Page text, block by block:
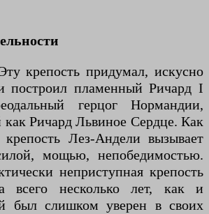
крепость придумал, искусно
построил пламенный Ричард I
герцог Нормандии,
как Ричард Львиное Сердце. Как
крепость Лез-Андели вызывает
мощью, непобедимостью.
неприступная крепость
всего несколько лет, как и
был слишком уверен в своих